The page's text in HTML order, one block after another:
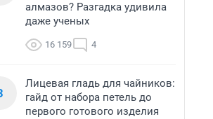
алмазов? Разгадка удивила
даже ученых
16 159 4
Лицевая гладь для чайников:
гайд от набора петель до
первого готового изделия